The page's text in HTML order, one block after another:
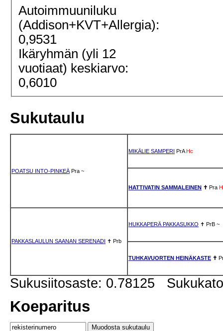
Autoimmuuniluku
(Addison+KVT+Allergia):
0,9531
Ikäryhmän (yli 12
vuotiaat) keskiarvo:
0,6010
Sukutaulu
POATSU INTO-PINKEÄ Pra ~
MIKÄLIE SAMPERI PrA Hc
HATTIVATIN SAMMALEINEN ✝ Pra
PAKKASLAULUN SAANAN SERENADI ✝ Prb
HUKKAPERÄ PAKKASUKKO ✝ PrB ~
TUHKAVUORTEN HEINÄKASTE ✝
Sukusiitosaste: 0.78125
Koeparitus